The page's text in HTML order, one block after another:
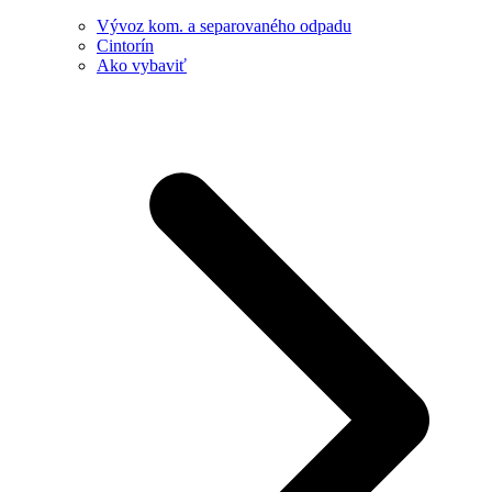
Vývoz kom. a separovaného odpadu
Cintorín
Ako vybaviť